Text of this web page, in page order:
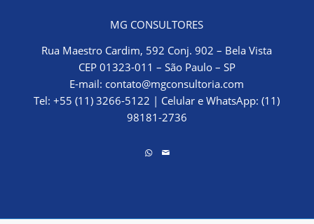
MG CONSULTORES
Rua Maestro Cardim, 592 Conj. 902 – Bela Vista
CEP 01323-011 – São Paulo – SP
E-mail: contato@mgconsultoria.com
Tel: +55 (11) 3266-5122 | Celular e WhatsApp: (11)
98181-2736